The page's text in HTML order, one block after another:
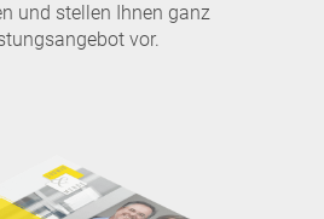
und stellen Ihnen ganz
vor.